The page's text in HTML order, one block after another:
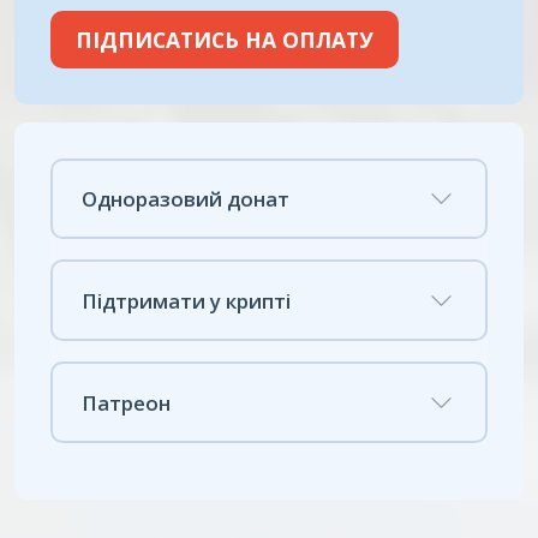
ПІДПИСАТИСЬ НА ОПЛАТУ
Одноразовий донат
Підтримати у крипті
Патреон